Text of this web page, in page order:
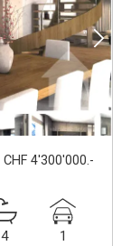
CHF 4'300'000.-
4 1